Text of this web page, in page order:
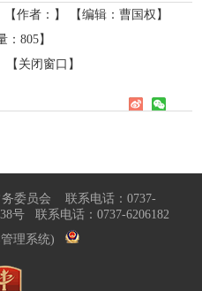
【作者：】
【编辑：曹国权】
： 805】
【关闭窗口】
务委员会 联系电话：0737-
号 联系电话：0737-6206182
理系统)